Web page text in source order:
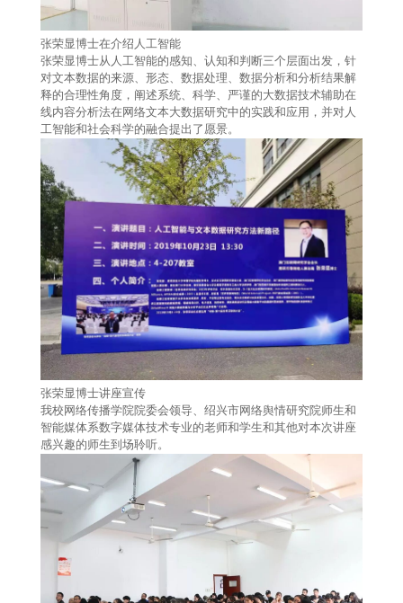
张荣显博士在介绍人工智能
张荣显博士从人工智能的感知、认知和判断三个层面出发，针
对文本数据的来源、形态、数据处理、数据分析和分析结果解
释的合理性角度，阐述系统、科学、严谨的大数据技术辅助在
线内容分析法在网络文本大数据研究中的实践和应用，并对人
工智能和社会科学的融合提出了愿景。
张荣显博士讲座宣传
我校网络传播学院院委会领导、绍兴市网络舆情研究院师生和
智能媒体系数字媒体技术专业的老师和学生和其他对本次讲座
感兴趣的师生到场聆听。